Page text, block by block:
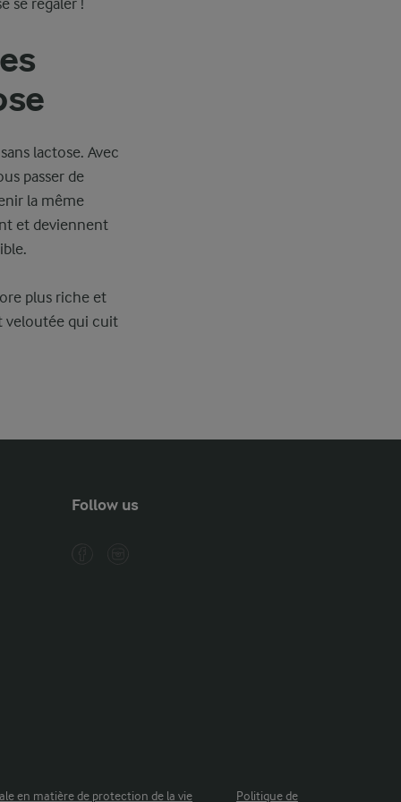
se régaler !
lactose. Avec
passer de
la même
et deviennent
plus riche et
veloutée qui cuit
Follow us
en matière de protection de la vie Politique de